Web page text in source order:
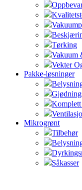
Tørking
Vakuum
Vekter
Pakke-løsninger
Komplett
Mikrogrønt
Tilbehør
Såkasser